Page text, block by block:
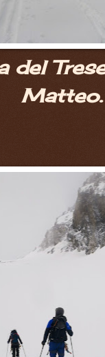
del
Matteo.